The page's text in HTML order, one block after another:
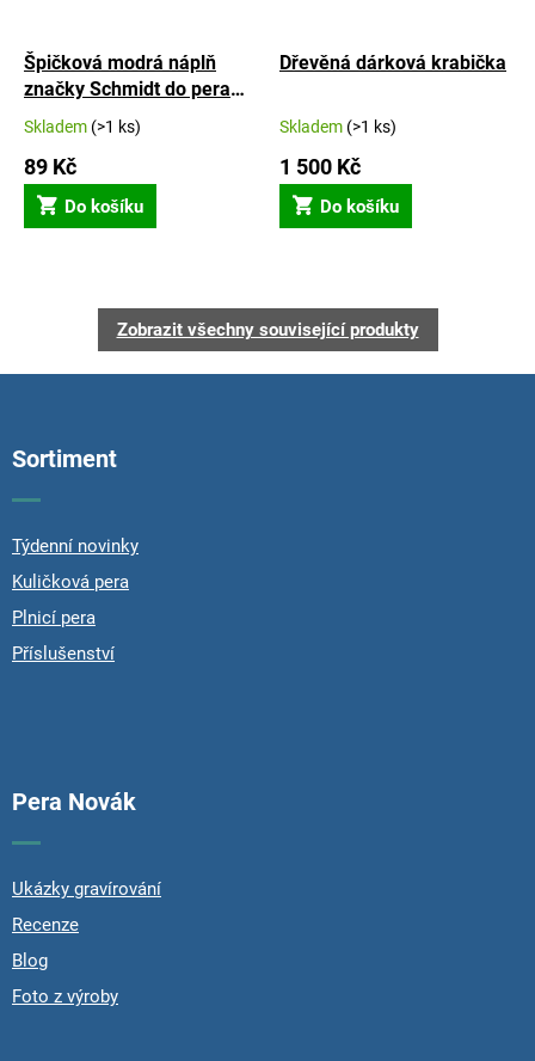
Špičková modrá náplň
značky Schmidt do pera
Portland S, L i Altos
Skladem (>1 ks)
89 Kč
Do košíku
Dřevěná dárková krabička
Skladem (>1 ks)
1 500 Kč
Do košíku
Zobrazit všechny související produkty
Sortiment
Týdenní novinky
Kuličková pera
Plnicí pera
Příslušenství
Pera Novák
Ukázky gravírování
Recenze
Blog
Foto z výroby